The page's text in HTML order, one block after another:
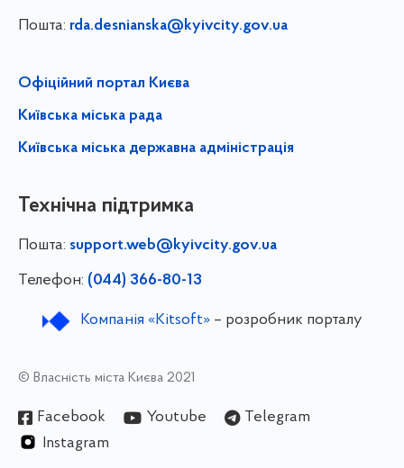
Пошта: rda.desnianska@kyivcity.gov.ua
Офіційний портал Києва
Київська міська рада
Київська міська державна адміністрація
Технічна підтримка
Пошта: support.web@kyivcity.gov.ua
Телефон: (044) 366-80-13
Компанія «Kitsoft»– розробник порталу
© Власність міста Києва 2021
Facebook Youtube
Telegram
Instagram